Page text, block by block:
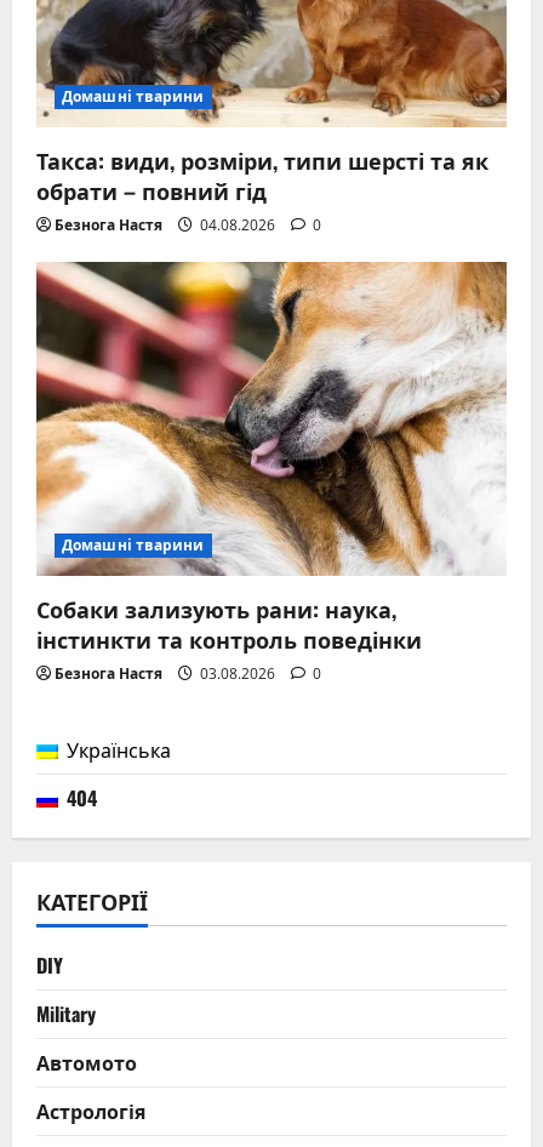
Домашні тварини
Такса: види, розміри, типи шерсті та як
обрати – повний гід
Безнога Настя 04.08.2026 0
Домашні тварини
Собаки зализують рани: наука,
інстинкти та контроль поведінки
Безнога Настя 03.08.2026 0
Українська
404
КАТЕГОРІЇ
DIY
Military
Автомото
Астрологія